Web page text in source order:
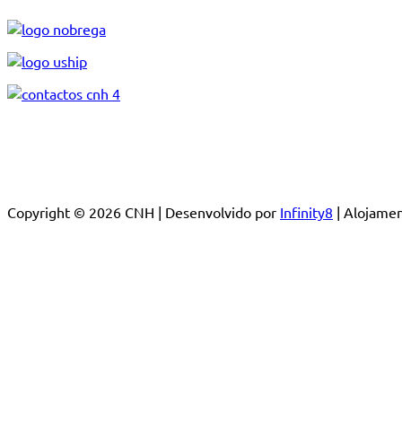
Copyright © 2026 CNH | Desenvolvido por Infinity8 |